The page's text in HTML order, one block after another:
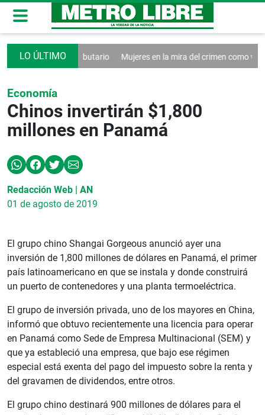
sistema tributario Mujeres en la mira del crimen como víctimas y
Economía
Chinos invertirán $1,800
millones en Panamá
Redacción Web | AN
01 de agosto de 2019
El grupo chino Shangai Gorgeous anunció ayer una
inversión de 1,800 millones de dólares en Panamá, el primer
país latinoamericano en que se instala y donde construirá
un puerto de contenedores y una planta termoeléctrica.
El grupo de inversión privada, uno de los mayores en China,
informó que obtuvo recientemente una licencia para operar
en Panamá como Sede de Empresa Multinacional (SEM) y
que ya estableció una empresa, que bajo ese régimen
especial está exenta del pago del impuesto sobre la renta y
del gravamen de dividendos, entre otros.
El grupo chino destinará 900 millones de dólares para el